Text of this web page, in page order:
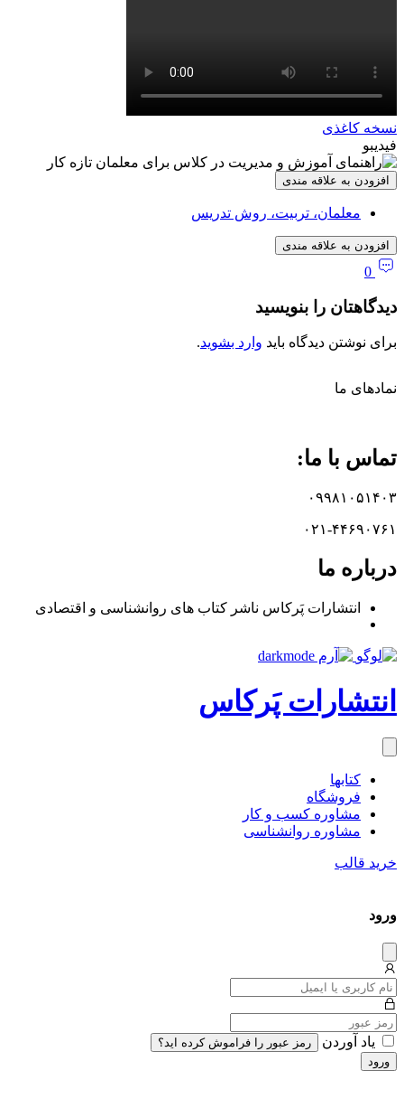
نسخه کاغذی
فیدیبو
افزودن به علاقه مندی
معلمان، تربیت، روش تدریس
افزودن به علاقه مندی
0
دیدگاهتان را بنویسید
برای نوشتن دیدگاه باید وارد بشوید.
نماد‌های ما
تماس با ما:
۰۹۹۸۱۰۵۱۴۰۳
۰۲۱-۴۴۶۹۰۷۶۱
درباره ما
انتشارات پَرکاس ناشر کتاب های روانشناسی و اقتصادی
انتشارات پَرکاس
کتاب‎ها
فروشگاه
مشاوره کسب و کار
مشاوره روان‎شناسی
خرید قالب
ورود
میس
یاد آوردن
رمز عبور را فراموش کرده اید؟
ورود